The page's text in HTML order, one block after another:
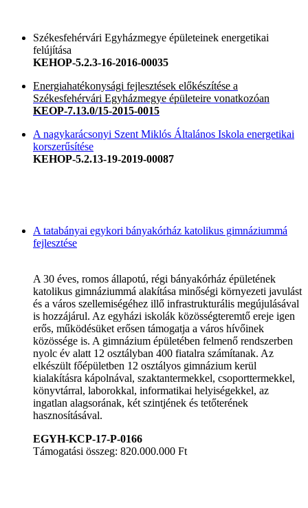
Székesfehérvári Egyházmegye épületeinek energetikai
felújítása
KEHOP-5.2.3-16-2016-00035
Energiahatékonysági fejlesztések előkészítése a
Székesfehérvári Egyházmegye épületeire vonatkozóan
KEOP-7.13.0/15-2015-0015
A nagykarácsonyi Szent Miklós Általános Iskola energetikai
korszerűsítése
KEHOP-5.2.13-19-2019-00087
A tatabányai egykori bányakórház katolikus gimnáziummá
fejlesztése
A 30 éves, romos állapotú, régi bányakórház épületének
katolikus gimnáziummá alakítása minőségi környezeti javulást
és a város szellemiségéhez illő infrastrukturális megújulásával
is hozzájárul. Az egyházi iskolák közösségteremtő ereje igen
erős, működésüket erősen támogatja a város hívőinek
közössége is. A gimnázium épületében felmenő rendszerben
nyolc év alatt 12 osztályban 400 fiatalra számítanak. Az
elkészült főépületben 12 osztályos gimnázium kerül
kialakításra kápolnával, szaktantermekkel, csoporttermekkel,
könyvtárral, laborokkal, informatikai helyiségekkel, az
ingatlan alagsorának, két szintjének és tetőterének
hasznosításával.
EGYH-KCP-17-P-0166
Támogatási összeg: 820.000.000 Ft